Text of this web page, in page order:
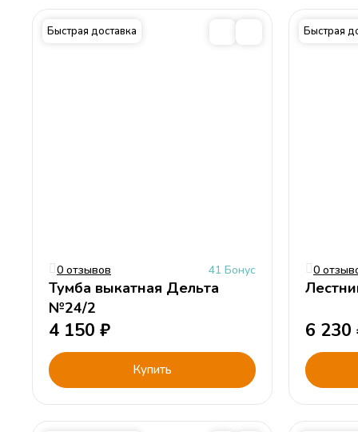
Быстрая доставка
0 отзывов 41 Бонус
Тумба выкатная Дельта
№24/2
4 150 ₽
Купить
Быстрая
0
6 230